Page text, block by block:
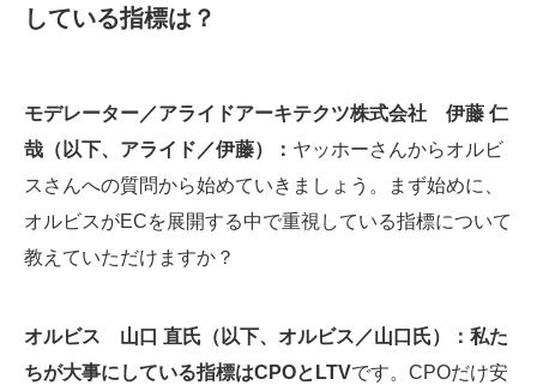
している指標は？
モデレーター／アライドアーキテクツ株式会社 伊藤 仁
哉（以下、アライド／伊藤）： ヤッホーさんからオルビ
スさんへの質問から始めていきましょう。まず始めに、
オルビスがECを展開する中で重視している指標について
教えていただけますか？
オルビス 山口 直氏（以下、オルビス／山口氏）：私た
ちが大事にしている指標はCPOとLTVです。CPOだけ安